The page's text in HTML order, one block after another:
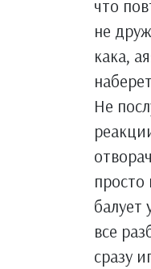
что
не
кака,
Не
балует
все
сразу